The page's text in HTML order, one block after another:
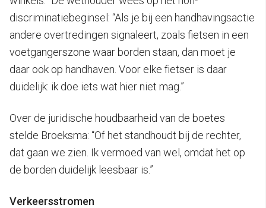
discriminatiebeginsel: “Als je bij een handhavingsactie
andere overtredingen signaleert, zoals fietsen in een
voetgangerszone waar borden staan, dan moet je
daar ook op handhaven. Voor elke fietser is daar
duidelijk: ik doe iets wat hier niet mag.”
Over de juridische houdbaarheid van de boetes
stelde Broeksma: “Of het standhoudt bij de rechter,
dat gaan we zien. Ik vermoed van wel, omdat het op
de borden duidelijk leesbaar is.”
Verkeersstromen